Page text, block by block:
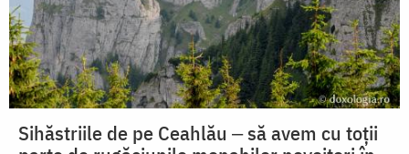
Sihăstriile de pe Ceahlău ‒ să avem cu toții